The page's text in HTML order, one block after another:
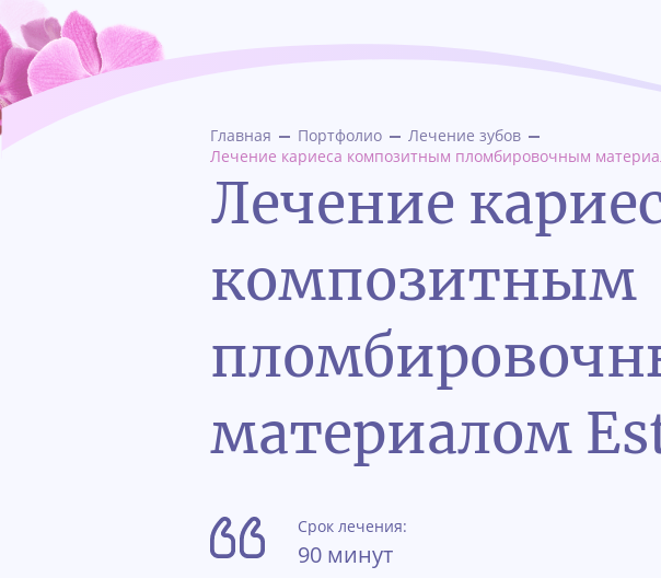
Главная Портфолио
Лечение зубов
Лечение кариеса композитным пломбировочным
Лечение
композитным
материалом
Срок лечения:
90 минут